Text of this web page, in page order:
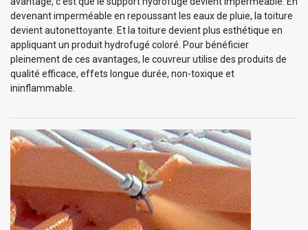
devenant imperméable en repoussant les eaux de pluie, la toiture
devient autonettoyante. Et la toiture devient plus esthétique en
appliquant un produit hydrofugé coloré. Pour bénéficier
pleinement de ces avantages, le couvreur utilise des produits de
qualité efficace, effets longue durée, non-toxique et
ininflammable.